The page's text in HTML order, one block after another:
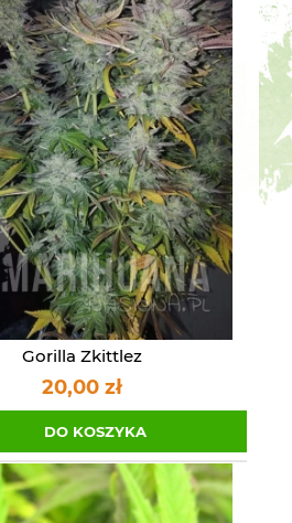
Gorilla Zkittlez
20,00 zł
DO KOSZYKA